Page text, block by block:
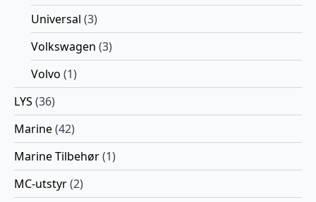
Universal (3)
Volkswagen (3)
Volvo (1)
LYS (36)
Marine(42)
Marine Tilbehør(1)
MC-utstyr(2)